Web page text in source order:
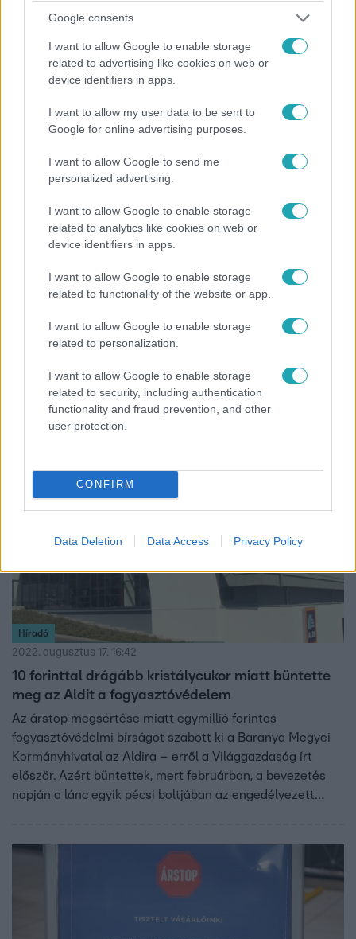
Google consents
I want to allow Google to enable storage
related to advertising like cookies on web or
device identifiers in apps.
I want to allow my user data to be sent to
Google for online advertising purposes.
I want to allow Google to send me
personalized advertising.
I want to allow Google to enable storage
related to analytics like cookies on web or
device identifiers in apps.
I want to allow Google to enable storage
related to functionality of the website or app.
I want to allow Google to enable storage
related to personalization.
I want to allow Google to enable storage
related to security, including authentication
functionality and fraud prevention, and other
user protection.
CONFIRM
Data Deletion Data Access Privacy Policy
Gazdaság
Az árstop miatt Alkotmánybírósághoz fordult a
hazai élelmiszer-láncok egy része
Gazdaság
2022. augusztus 21. 13:00
Kiderült, hány forintos benzinárral lenne elégedett
a Független Benzinkutak Szövetsége
Ennyiért már megérné működniük.
Híradó
2022. augusztus 17. 16:42
10 forinttal drágább kristálycukor miatt büntette
meg az Aldit a fogyasztóvédelem
Az árstop megsértése miatt egymillió forintos
fogyasztóvédelmi bírságot szabott ki a Baranya Megyei
Kormányhivatal az Aldira – erről a Világgazdaság írt
először. Azért büntettek, mert februárban, a bevezetés
napján a lánc egyik pécsi boltjában az engedélyezett
javították az árat.